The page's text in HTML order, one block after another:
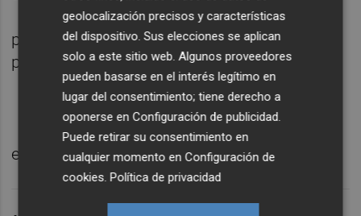
para partidos de final d etemporada y para el
po
esto es como las relaciones
geolocalización precisos y características
del dispositivo. Sus elecciones se aplican
solo a este sitio web. Algunos proveedores
pueden basarse en el interés legítimo en
lugar del consentimiento; tiene derecho a
oponerse enConfiguración de publicidad.
Puede retirar su consentimiento en
cualquier momento enConfiguración de
cookies.Política de privacidad